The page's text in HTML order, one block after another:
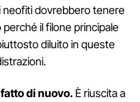
dovrebbero tenere
il filone principale
diluito in queste
di nuovo. È riuscita a